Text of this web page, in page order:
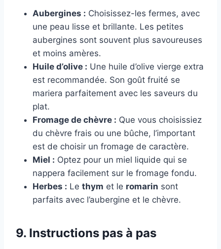
Aubergines : Choisissez-les fermes, avec
une peau lisse et brillante. Les petites
aubergines sont souvent plus savoureuses
et moins amères.
Huile d’olive : Une huile d’olive vierge extra
est recommandée. Son goût fruité se
mariera parfaitement avec les saveurs du
plat.
Fromage de chèvre : Que vous choisissiez
du chèvre frais ou une bûche, l’important
est de choisir un fromage de caractère.
Miel : Optez pour un miel liquide qui se
nappera facilement sur le fromage fondu.
Herbes : Le thym et le romarin sont
parfaits avec l’aubergine et le chèvre.
9. Instructions pas à pas